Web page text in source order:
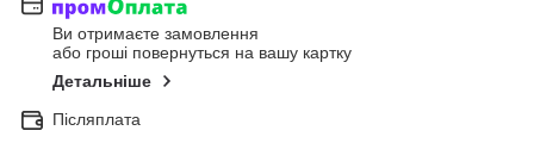
Ви отримаєте замовлення
або гроші повернуться на вашу картку
Детальніше
Післяплата